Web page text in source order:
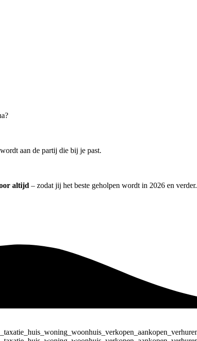
aan de partij die bij je past.
altijd – zodat jij het beste geholpen wordt in 2026 en verder.